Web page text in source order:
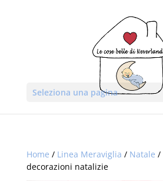
Seleziona una pagina
Home / Linea Meraviglia / Natale /
decorazioni natalizie